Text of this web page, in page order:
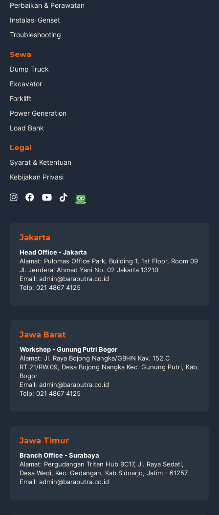
Perbaikan & Perawatan
Instalasi Genset
Troubleshooting
Sewa
Dump Truck
Excavator
Forklift
Power Generation
Load Bank
Legal
Syarat & Ketentuan
Kebijakan Privasi
Jakarta
Head Office - Jakarta
Alamat: Pulomas Office Park, Building 1, 1st Floor, Room 09
Jl. Jenderal Ahmad Yani No. 02 Jakarta 13210
Email: admin@baraputra.co.id
Telp: 021 4867 4125
Jawa Barat
Workshop - Gunung Putri Bogor
Alamat: Jl. Raya Bojong Nangka/GBHN Kav. 152.C
RT.21/RW.09, Desa Bojong Nangka Kec. Gunung Putri, Kab.
Bogor
Email: admin@baraputra.co.id
Telp: 021 4867 4125
Jawa Timur
Branch Office - Surabaya
Alamat: Pergudangan Tritan Hub BC17, Jl. Raya Sedati,
Desa Wedi, Kec. Gedangan, Kab.Sidoarjo, Jatim - 61257
Email: admin@baraputra.co.id